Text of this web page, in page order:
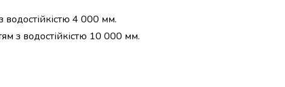
водостійкістю 4 000 мм.
з водостійкістю 10 000 мм.